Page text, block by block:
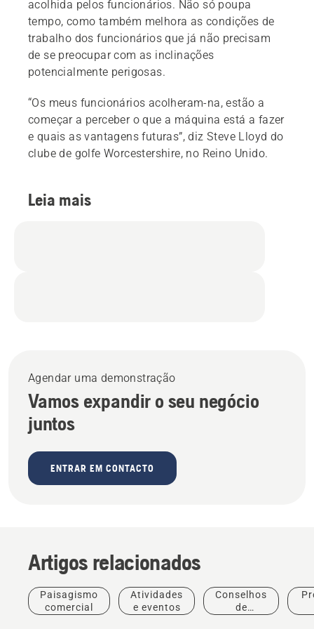
acolhida pelos funcionários. Não só poupa
tempo, como também melhora as condições de
trabalho dos funcionários que já não precisam
de se preocupar com as inclinações
potencialmente perigosas.
“Os meus funcionários acolheram-na, estão a
começar a perceber o que a máquina está a fazer
e quais as vantagens futuras”, diz Steve Lloyd do
clube de golfe Worcestershire, no Reino Unido.
Leia mais
Agendar uma demonstração
Vamos expandir o seu negócio
juntos
ENTRAR EM CONTACTO
Artigos relacionados
Paisagismo
comercial
Atividades
e eventos
Conselhos
de
de golfe
Corta-
relvas e
municipais
Equipamento
de
profissionais